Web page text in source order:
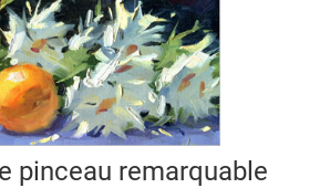
pinceau remarquable